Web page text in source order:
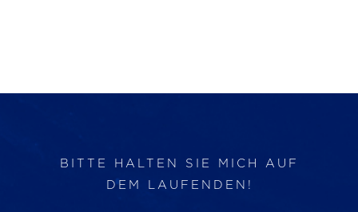
BITTE HALTEN SIE MICH AUF
DEM LAUFENDEN!